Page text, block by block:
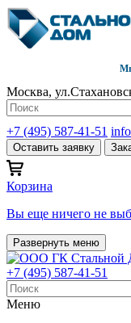
Москва,
+7 (495) 587-41-51
Оставить заявку
Корзина
Вы еще ничего не
Развернуть меню
+7 (495) 587-41-51
Меню